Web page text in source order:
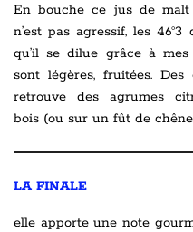
En bouche ce jus de
n’est pas agressif, les
qu’il se dilue grâce à
sont légères, fruitées.
retrouve des agrumes
bois (ou sur un fût de
LA FINALE
elle apporte une note